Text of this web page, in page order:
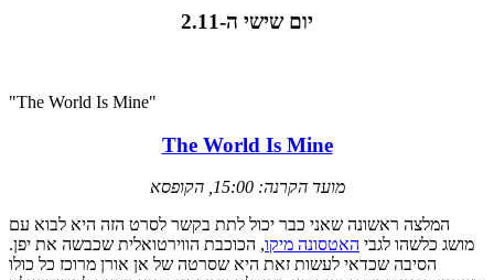
יום שישי ה-2.11
"The World Is Mine"
The World Is Mine
מועד הקרנה: 15:00, הקופסא
המלצה ראשונה שאני כבר יכול לתת בקשר לסרט הזה היא לבוא עם
מושג כלשהו לגבי האטסונה מיקו, הכוכבת הווירטואלית שכבשה את יפן.
הסיבה שכדאי לעשות זאת היא שסרטה של אן אורן מרוכז כל כולו